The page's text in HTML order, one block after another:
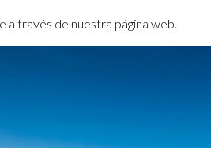
a través de nuestra página web.